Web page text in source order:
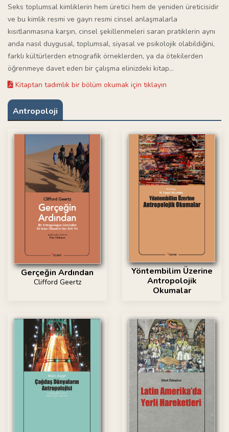
Seks toplumsal kimliklerin hem üretici hem de yeniden üreticisidir
ve bu kimlik resmi ve gayrı resmi cinsel anlaşmalarla
kısıtlanmasına karşın, cinsel şekillenmeleri saran pratiklerin aynı
anda nasıl duygusal, toplumsal, siyasal ve psikolojik olabildiğini,
farklı kültürlerden etnografik örneklerden, ya da ötekilerden
öğrenmeye davet eden bir çalışma elinizdeki kitap...
Kitaptan tadımlık bir bölüm okumak için tıklayın
Antropoloji
Gerçeğin Ardından
Clifford Geertz
Yöntembilim Üzerine
Antropolojik
Okumalar